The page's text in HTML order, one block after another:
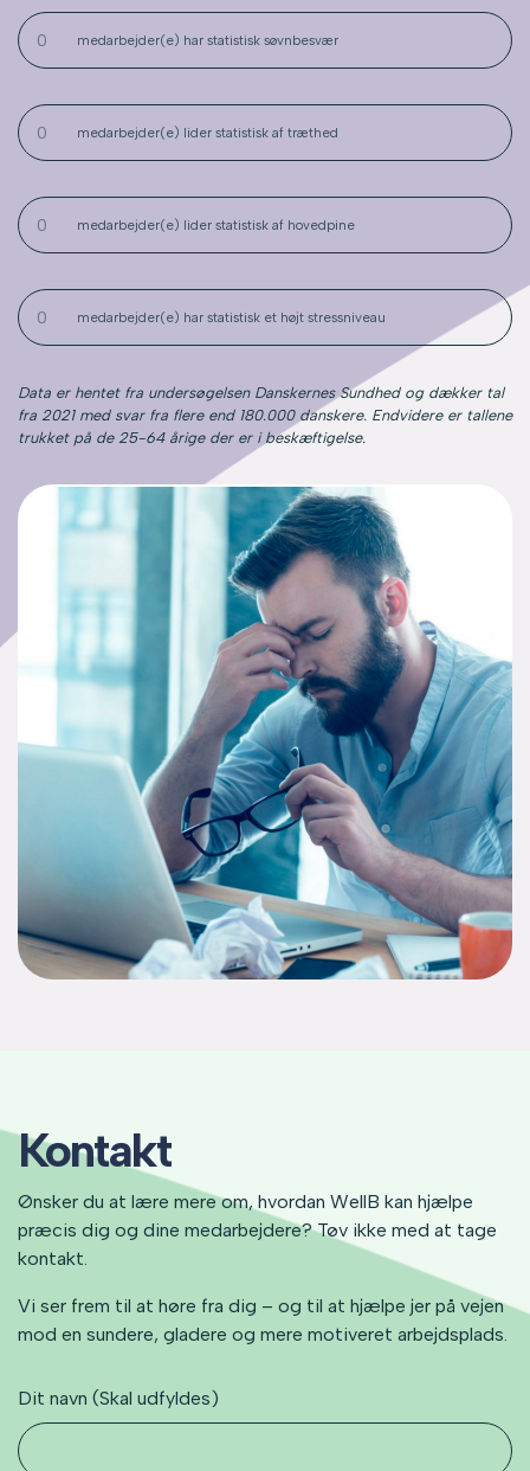
medarbejder(e) har statistisk søvnbesvær
medarbejder(e) lider statistisk af træthed
medarbejder(e) lider statistisk af hovedpine
medarbejder(e) har statistisk et højt stressniveau
Data er hentet fra undersøgelsen Danskernes Sundhed og dækker tal
fra 2021 med svar fra flere end 180.000 danskere. Endvidere er tallene
trukket på de 25-64 årige der er i beskæftigelse.
Kontakt
Ønsker du at lære mere om, hvordan WellB kan hjælpe
præcis dig og dine medarbejdere? Tøv ikke med at tage
kontakt.
Vi ser frem til at høre fra dig – og til at hjælpe jer på vejen
mod en sundere, gladere og mere motiveret arbejdsplads.
Dit navn (Skal udfyldes)